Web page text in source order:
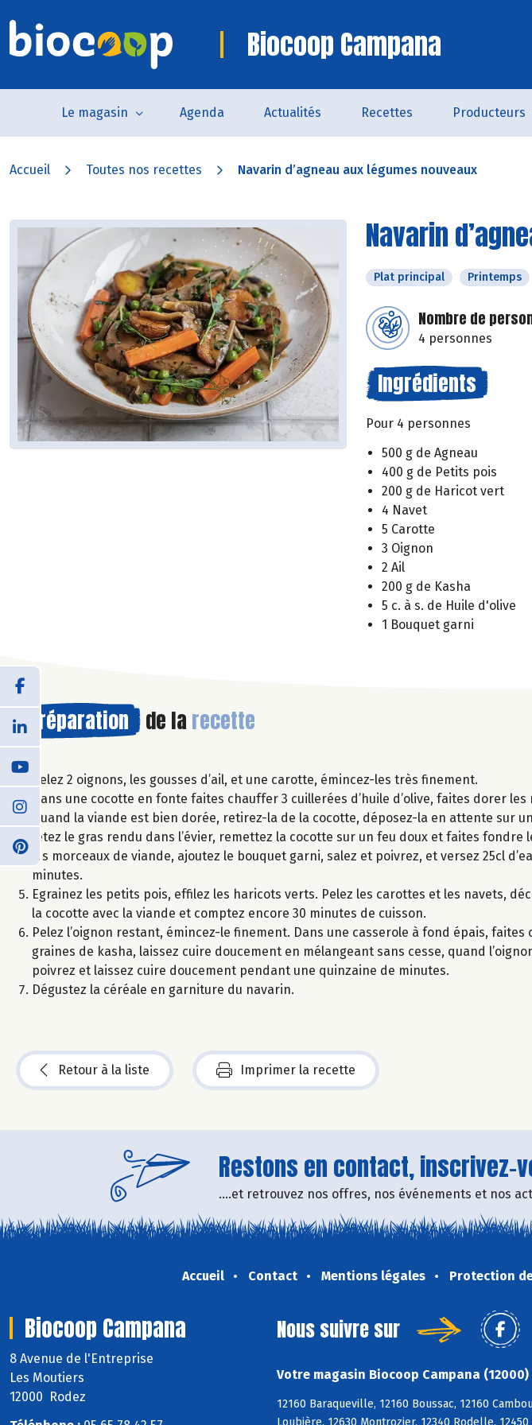
Biocoop Campana
Le magasin Agenda Actualités Recettes Producteurs
Accueil Toutes nos recettes Navarin d’agneau aux légumes nouveaux
Navarin
Plat principal Printemps
Nombre de
4 personnes
Ingrédients
Pour 4 personnes
500 g de Agneau
400 g de Petits pois
200 g de Haricot vert
4 Navet
5 Carotte
3 Oignon
2 Ail
200 g de Kasha
5 c. à s. de Huile d'olive
1 Bouquet garni
Préparation de la recette
Pelez 2 oignons, les gousses d’ail, et une carotte, émincez-les très finement.
Dans une cocotte en fonte faites chauffer 3 cuillerées d’huile d’olive, faites dorer
Quand la viande est bien dorée, retirez-la de la cocotte, déposez-la en attente sur
Jetez le gras rendu dans l’évier, remettez la cocotte sur un feu doux et faites fondre
les morceaux de viande, ajoutez le bouquet garni, salez et poivrez, et versez 25cl
minutes.
Egrainez les petits pois, effilez les haricots verts. Pelez les carottes et les navets,
la cocotte avec la viande et comptez encore 30 minutes de cuisson.
Pelez l’oignon restant, émincez-le finement. Dans une casserole à fond épais,
graines de kasha, laissez cuire doucement en mélangeant sans cesse, quand
poivrez et laissez cuire doucement pendant une quinzaine de minutes.
Dégustez la céréale en garniture du navarin.
Retour à la liste Imprimer la recette
Restons en contact, inscrivez-
....et retrouvez nos offres, nos événements et nos
Accueil Contact Mentions légales Protection
Biocoop Campana
8 Avenue de l'Entreprise
Les Moutiers
12000 Rodez
Nous suivre sur
Votre magasin Biocoop Campana
12160 Baraqueville, 12160 Boussac, 12160
Loubière, 12630 Montrozier, 12340 Rodelle,